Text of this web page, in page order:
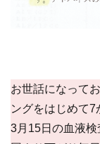
お世話になって
ングをはじめて7
3月15日の血液